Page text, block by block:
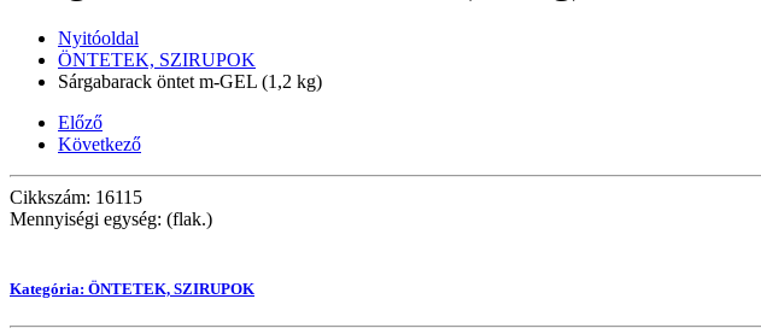
Nyitóoldal
ÖNTETEK, SZIRUPOK
Sárgabarack öntet m-GEL (1,2 kg)
Előző
Következő
Cikkszám: 16115
Mennyiségi egység: (flak.)
Kategória: ÖNTETEK, SZIRUPOK